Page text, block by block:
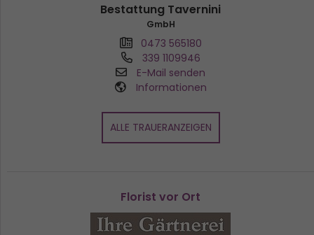
Bestattung Tavernini
GmbH
0473 565180
339 1109946
E-Mail senden
Informationen
ALLE TRAUERANZEIGEN
Florist vor Ort